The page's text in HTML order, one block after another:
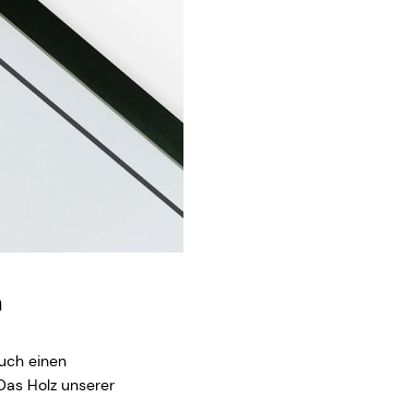
einen
Holz unserer